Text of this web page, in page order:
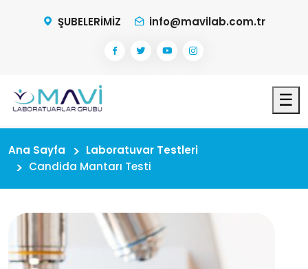
ŞUBELERİMİZ info@mavilab.com.tr
☰
Ana Sayfa
Laboratuvar Testleri
Candida Mantarı Testi